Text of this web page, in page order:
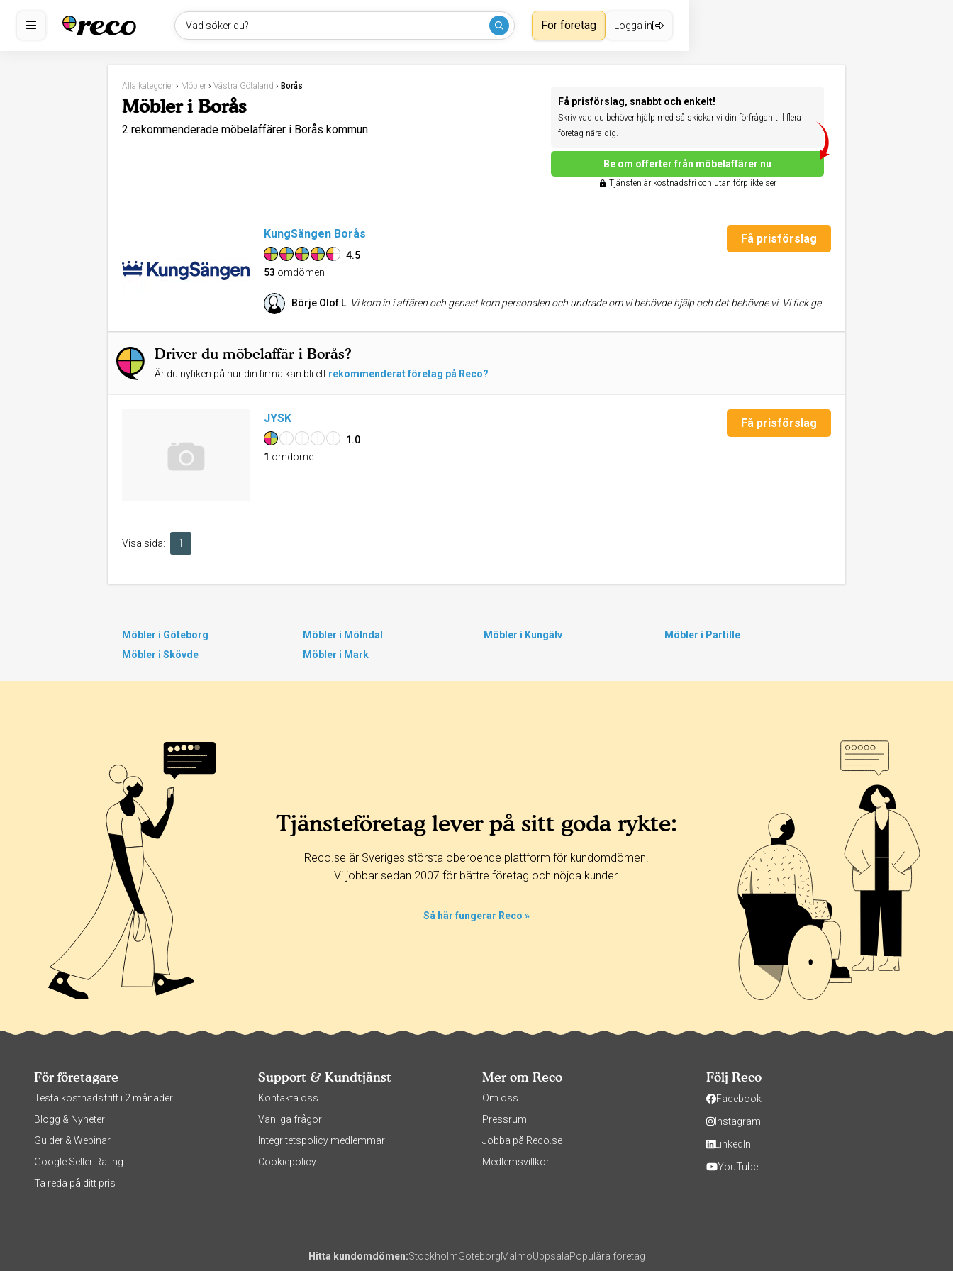
Vad söker du? För företag Logga in
Alla kategorier › Möbler › Västra Götaland › Borås
Möbler i Borås
2 rekommenderade möbelaffärer i Borås kommun
Få prisförslag, snabbt och enkelt!
Skriv vad du behöver hjälp med så skickar vi din förfrågan till flera
företag nära dig.
Be om offerter från möbelaffärer nu
Tjänsten är kostnadsfri och utan förpliktelser
KungSängen Borås
4.5
53 omdömen
Få prisförslag
Börje Olof L: Vi kom in i affären och genast kom personalen och undrade om vi behövde hjälp och det behövde vi. Vi fick genast den hjälp vi behövde och bestämde oss för nya sängar och försäljaren var väldigt tillmötesgående och hjälpsam. Sängarna levererades inom 1 månad och lades på plats i våra sängramar. Det fungerade väldigt bra alltsammans så vi är helnöjda och kan rekommendera KungSängen.
Driver du möbelaffär i Borås?
Är du nyfiken på hur din firma kan bli ett rekommenderat företag på Reco?
JYSK
1.0
1 omdöme
Få prisförslag
Visa sida: 1
Möbler i Göteborg Möbler i Mölndal Möbler i Kungälv
Möbler i Partille
Möbler i Skövde
Möbler i Mark
Tjänsteföretag lever på sitt goda rykte:
Reco.se är Sveriges största oberoende plattform för kundomdömen.
Vi jobbar sedan 2007 för bättre företag och nöjda kunder.
Så här fungerar Reco »
För företagare
Testa kostnadsfritt i 2 månader
Blogg & Nyheter
Guider & Webinar
Google Seller Rating
Ta reda på ditt pris
Support & Kundtjänst
Kontakta oss
Vanliga frågor
Integritetspolicy medlemmar
Cookiepolicy
Mer om Reco
Om oss
Pressrum
Jobba på Reco.se
Medlemsvillkor
Följ Reco
Facebook
Instagram
LinkedIn
YouTube
Hitta kundomdömen:StockholmGöteborgMalmöUppsalaPopulära företag